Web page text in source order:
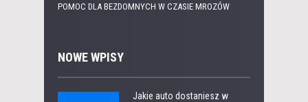
POMOC DLA BEZDOMNYCH W CZASIE MROZÓW
NOWE WPISY
Jakie auto dostaniesz w